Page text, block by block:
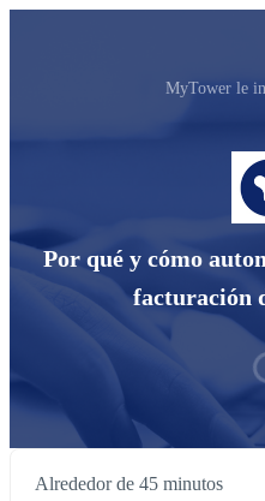
MyTower le
Por qué y cómo
facturación
Alrededor de 45 minutos